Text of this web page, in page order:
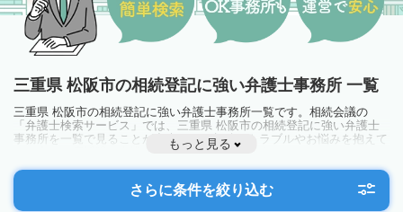
三重県 松阪市の相続登記に強い弁護士事務所 一覧
三重県 松阪市の相続登記に強い弁護士事務所一覧です。相続会議の
「弁護士検索サービス」では、三重県 松阪市の相続登記に強い弁護士
事務所を一覧で見ることが出来ます。相続のトラブルやお悩みを抱えて
いる方は一度近隣の弁護士に相談してみましょう。
もっと見る
さらに条件を絞り込む